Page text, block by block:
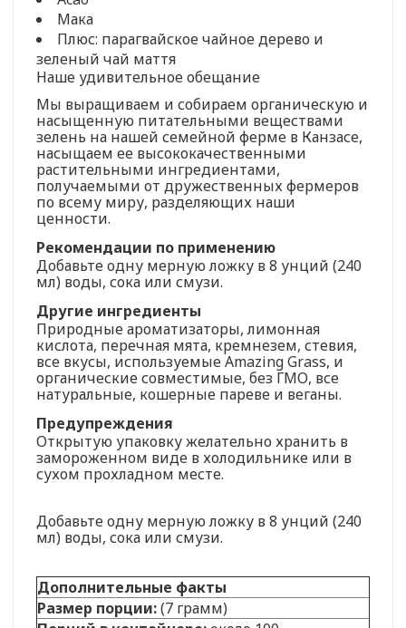
Мака
Плюс: парагвайское чайное дерево и
зеленый чай маття
Наше удивительное обещание
Мы выращиваем и собираем органическую и
насыщенную питательными веществами
зелень на нашей семейной ферме в Канзасе,
насыщаем ее высококачественными
растительными ингредиентами,
получаемыми от дружественных фермеров
по всему миру, разделяющих наши
ценности.
Рекомендации по применению
Добавьте одну мерную ложку в 8 унций (240
мл) воды, сока или смузи.
Другие ингредиенты
Природные ароматизаторы, лимонная
кислота, перечная мята, кремнезем, стевия,
все вкусы, используемые Amazing Grass, и
органические совместимые, без ГМО, все
натуральные, кошерные пареве и веганы.
Предупреждения
Открытую упаковку желательно хранить в
замороженном виде в холодильнике или в
сухом прохладном месте.
Добавьте одну мерную ложку в 8 унций (240
мл) воды, сока или смузи.
Дополнительные факты
Размер порции:(7 грамм)